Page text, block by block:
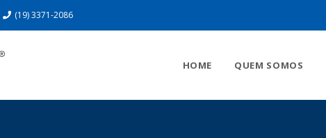
(19) 3371-2086
HOME QUEM SOMOS